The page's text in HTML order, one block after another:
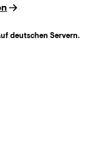
deutschen Servern.